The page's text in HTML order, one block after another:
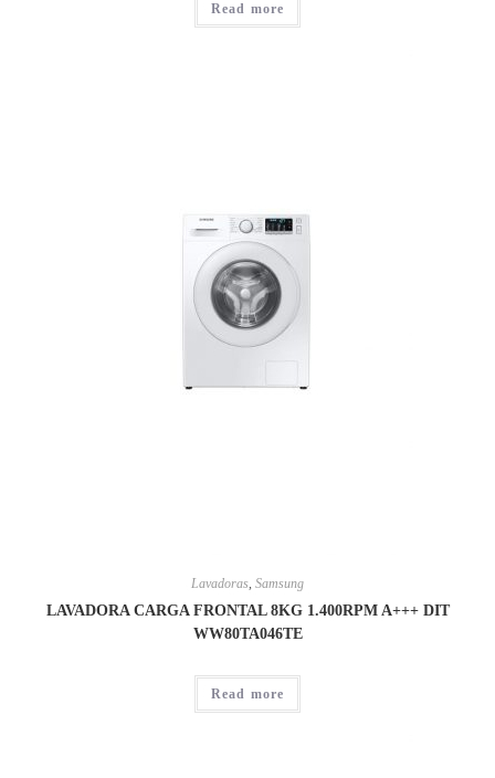
Read more
Lavadoras, Samsung
LAVADORA CARGA FRONTAL 8KG 1.400RPM A+++ DIT
WW80TA046TE
Read more